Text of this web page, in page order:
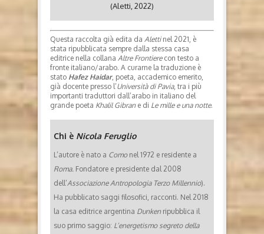
(Aletti, 2022)
Questa raccolta già edita da Alettinel 2021, è
stata ripubblicata sempre dalla stessa casa
editrice nella collana Altre Frontierecon testo a
fronte italiano/arabo. A curarne la traduzione è
stato Hafez Haidar, poeta, accademico emerito,
già docente presso l’Università di Pavia, tra i più
importanti traduttori dall’arabo in italiano del
grande poeta Khalil Gibrane di Le mille e una notte.
Chi è Nicola Feruglio
L’autore è nato a Comonel 1972 e residente a
Roma. Fondatore e presidente dal 2008
dell’Associazione Antropologia Terzo Millennio).
Ha pubblicato saggi filosofici, racconti. Nel 2018
la casa editrice argentina Dunkenripubblica il
suo primo saggio: L’energetismo segreto della